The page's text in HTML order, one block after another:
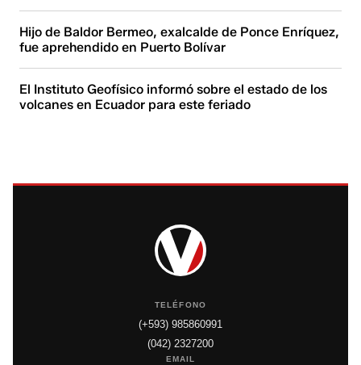
Hijo de Baldor Bermeo, exalcalde de Ponce Enríquez,
fue aprehendido en Puerto Bolívar
El Instituto Geofísico informó sobre el estado de los
volcanes en Ecuador para este feriado
TELÉFONO
(+593) 985860991
(042) 2327200
EMAIL